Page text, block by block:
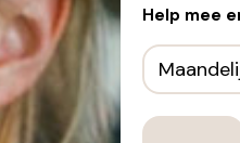
Help mee